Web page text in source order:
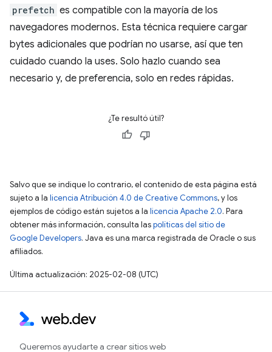
prefetch es compatible con la mayoría de los
navegadores modernos. Esta técnica requiere cargar
bytes adicionales que podrían no usarse, así que ten
cuidado cuando la uses. Solo hazlo cuando sea
necesario y, de preferencia, solo en redes rápidas.
¿Te resultó útil?
Salvo que se indique lo contrario, el contenido de esta página está
sujeto a la licencia Atribución 4.0 de Creative Commons, y los
ejemplos de código están sujetos a la licencia Apache 2.0. Para
obtener más información, consulta laspolíticas del sitio de
Google Developers. Java es una marca registrada de Oracle o sus
afiliados.
Última actualización: 2025-02-08 (UTC)
Queremos ayudarte a crear sitios web